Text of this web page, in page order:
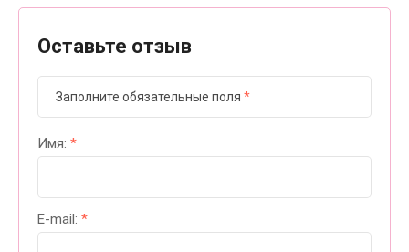
Оставьте отзыв
Заполните обязательные поля *
Имя: *
E-mail: *